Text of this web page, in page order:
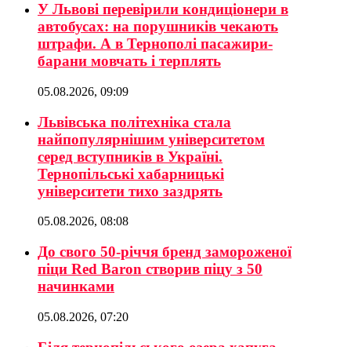
У Львові перевірили кондиціонери в
автобусах: на порушників чекають
штрафи. А в Тернополі пасажири-
барани мовчать і терплять
05.08.2026, 09:09
Львівська політехніка стала
найпопулярнішим університетом
серед вступників в Україні.
Тернопільські хабарницькі
університети тихо заздрять
05.08.2026, 08:08
До свого 50-річчя бренд замороженої
піци Red Baron створив піцу з 50
начинками
05.08.2026, 07:20